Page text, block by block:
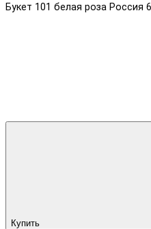
Букет 101 белая роза Россия
Купить